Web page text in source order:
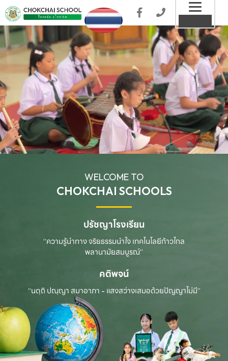
WELCOME TO
CHOKCHAI SCHOOLS
ปรัชญาโรงเรียน
“ความรู้นำทาง จริยธรรมนำใจ เทคโนโลยีก้าวไกล
พลานามัยสมบูรณ์”
คติพจน์
“นตฺถิ ปณฺญา สมาอาภา - แสงสว่างเสมอด้วยปัญญาไม่มี”